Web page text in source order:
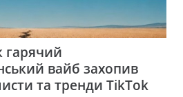
гарячий
вайб захопив
та тренди TikTok